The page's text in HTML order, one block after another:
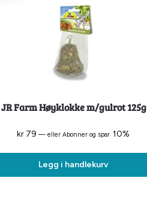
JR Farm Høyklokke m/gulrot 125g
kr 79 — eller Abonner og spar 10%
Legg i handlekurv